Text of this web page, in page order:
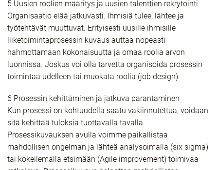
5 Uusien roolien määritys ja uusien talenttien rekrytointi
Organisaatio elää jatkuvasti. Ihmisiä tulee, lähtee ja
työtehtävät muuttuvat. Erityisesti uusille ihmisille
liiketoimintaprosessin kuvaus auttaa nopeasti
hahmottamaan kokonaisuutta ja omaa roolia arvon
luonnissa. Joskus voi olla tarvetta organisoida prosessin
toimintaa udelleen tai muokata roolia (job design).
6 Prosessin kehittäminen ja jatkuva parantaminen
Kun prosessi on kohtuudella saatu vakiinnutettua, voidaan
sitä kehittää tuloksia tuottavalla tavalla.
Prosessikuvauksen avulla voimme paikallistaa
mahdollisen ongelman ja lähteä analysoimalla (six sigma)
tai kokeilemalla etsimään (Agile improvement) toimivaa